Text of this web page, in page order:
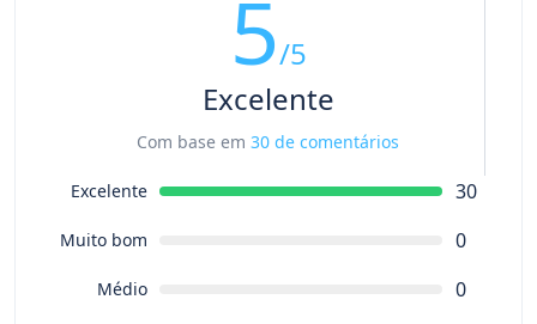
5/5
Excelente
Com base em 30 de comentários
Excelente 30
Muito bom 0
Médio 0